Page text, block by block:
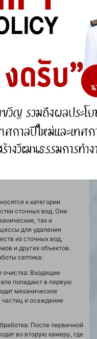
and be
online casino
вод играют
экологии и
Одним из наиболее
для автономной
домах и дачах
В этой статье мы
работы этого
и недостатки,
к категории
сточных вод. Они
так и
для удаления
из сточных вод,
и других объектов.
септика:
очистка: Входящие
попадают в первую
механическое
частиц и осаждение
После первичной
во вторую камеру, где